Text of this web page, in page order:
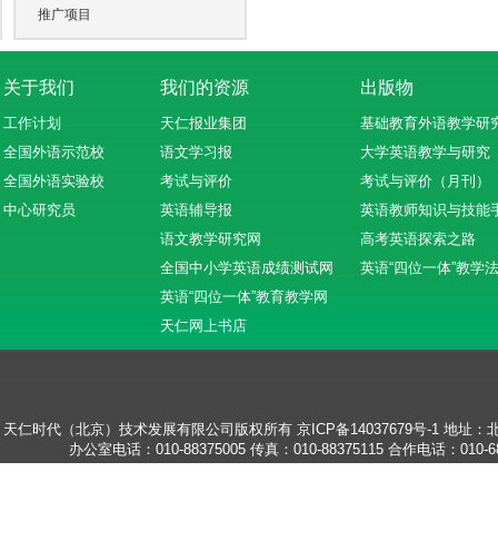
推广项目
关于我们 我们的资源 出版物
工作计划
全国外语示范校
全国外语实验校
中心研究员
天仁报业集团
语文学习报
考试与评价
英语辅导报
语文教学研究网
全国中小学英语成绩测试网
英语“四位一体”教育教学网
天仁网上书店
基础教育外语教学研
大学英语教学与研究
考试与评价（月刊）
英语教师知识与技能
高考英语探索之路
英语“四位一体”教学
天仁时代（北京）技术发展有限公司版权所有 京ICP备14037679号-1 地址：
办公室电话：010-88375005 传真：010-88375115 合作电话：010-